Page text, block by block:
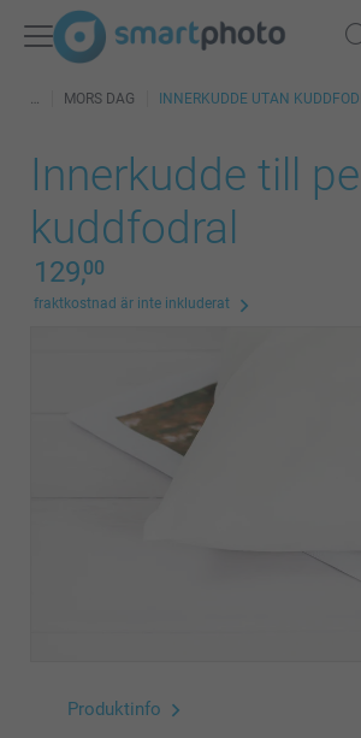
MORS DAG INNERKUDDE UTAN
Innerkudde till
kuddfodral
129,00
fraktkostnad är inte inkluderat
Produktinfo